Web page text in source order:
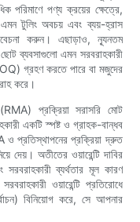
পরিমাণে পণ্য ক্রয়ের ক্ষেত্রে,
টুলিং অবচয় এবং ব্যয়-হ্রাস
করুন। এছাড়াও, ন্যূনতম
ব্যবসাগুলো এমন সরবরাহকারী
গ্রহণ করতে পারে বা মজুদের
করে।
(RMA) প্রক্রিয়া সরাসরি মোট
একটি স্পষ্ট ও গ্রাহক-বান্ধব
ও প্রতিস্থাপনের প্রক্রিয়া দ্রুত
দেয়। অতীতের ওয়ারেন্টি দাবির
সরবরাহকারী ব্যর্থতার মূল কারণ
ওয়ারেন্টি প্রতিরোধে
বিনিয়োগ করে, সে আপনার